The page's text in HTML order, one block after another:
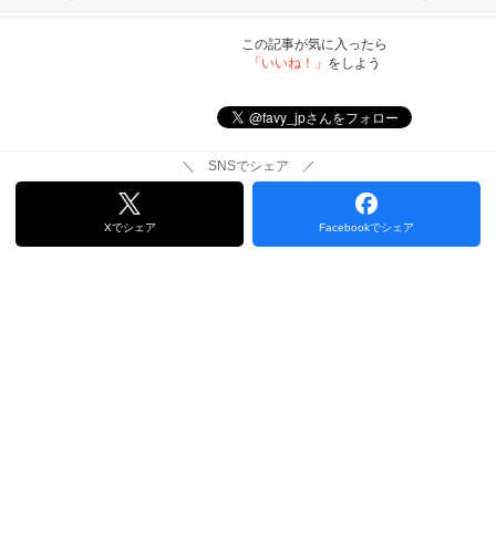
この記事が気に入ったら
「いいね！」 をしよう
＼ SNSでシェア ／
Xでシェア Facebookでシェア